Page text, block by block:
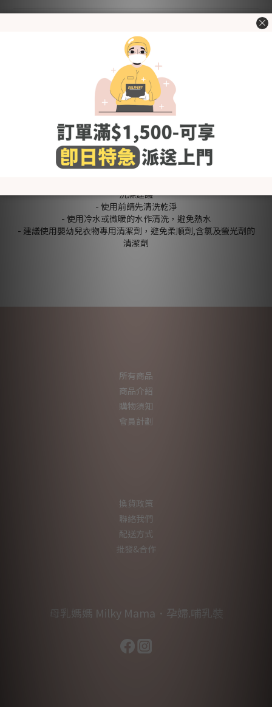
100%棉質料，質地柔軟無刺激，呵護BB柔嫩肌膚。適合冬天使
用~
寶寶睡覺時會不經意地踢掉被子，Merebe 嬰兒睡眠防踢背心可為
寶寶保暖不受涼～
防踢背心長55cm, 適合初生至24個月大的嬰兒穿著
前按扣設計方便穿脫
經韓國官方KC認證，用得更安心
[Fabric] 棉
[Style] 基本
[Color] 金黃小薯餅 Hash Brown
[Size (in cm)] 請參考"了解更多"內的"尺碼圖"
＊包含：睡眠防踢背心x1
洗滌建議
- 使用前請先清洗乾淨
- 使用冷水或微暖的水作清洗，避免熱水
- 建議使用嬰幼兒衣物專用清潔劑，避免柔順劑,含氯及螢光劑的
清潔劑
所有商品
商品介紹
購物須知
會員計劃
換貨政策
聯絡我們
配送方式
批發&合作
母乳媽媽 Milky Mama．孕婦.哺乳裝